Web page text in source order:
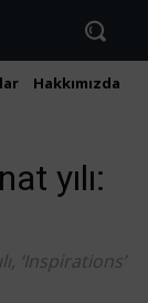
Hakkımızda
yılı:
‘Inspirations’